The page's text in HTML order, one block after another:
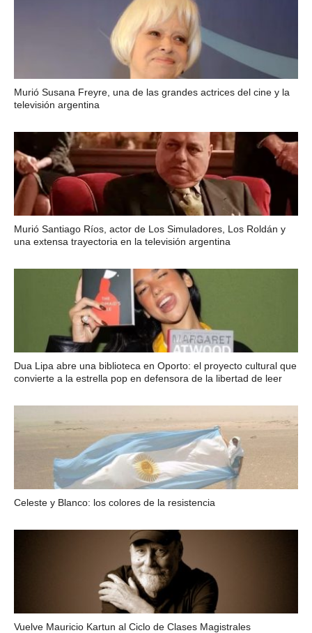
Murió Susana Freyre, una de las grandes actrices del cine y la
televisión argentina
Murió Santiago Ríos, actor de Los Simuladores, Los Roldán y
una extensa trayectoria en la televisión argentina
Dua Lipa abre una biblioteca en Oporto: el proyecto cultural que
convierte a la estrella pop en defensora de la libertad de leer
Celeste y Blanco: los colores de la resistencia
Vuelve Mauricio Kartun al Ciclo de Clases Magistrales